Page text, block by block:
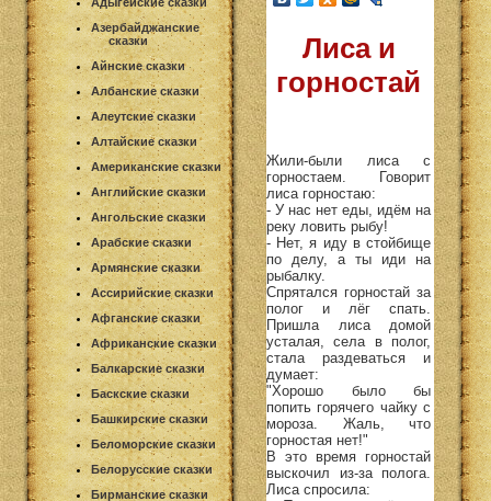
Азербайджанские
сказки
Айнские сказки
Албанские сказки
Алеутские сказки
Алтайские сказки
Американские сказки
Английские сказки
Ангольские сказки
Арабские сказки
Армянские сказки
Ассирийские сказки
Афганские сказки
Африканские сказки
Балкарские сказки
Баскские сказки
Башкирские сказки
Беломорские сказки
Белорусские сказки
Бирманские сказки
Лиса и
горностай
Жили-были лиса с
горностаем. Говорит
лиса горностаю:
- У нас нет еды, идём на
реку ловить рыбу!
- Нет, я иду в стойбище
по делу, а ты иди на
рыбалку.
Спрятался горностай за
полог и лёг спать.
Пришла лиса домой
усталая, села в полог,
стала раздеваться и
думает:
"Хорошо было бы
попить горячего чайку с
мороза. Жаль, что
горностая нет!"
В это время горностай
выскочил из-за полога.
Лиса спросила: